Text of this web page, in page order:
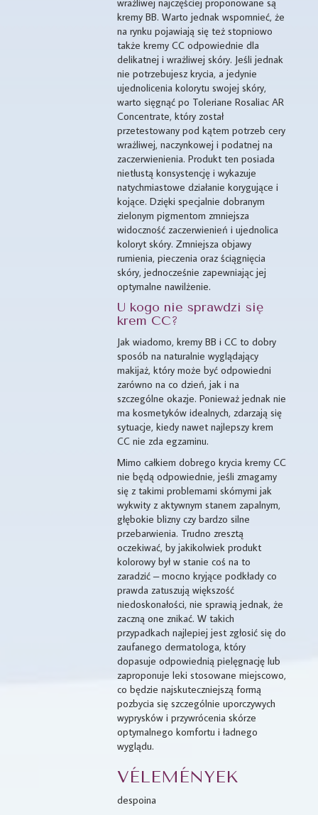
kremy BB. Warto jednak wspomnieć, że
na rynku pojawiają się też stopniowo
także kremy CC odpowiednie dla
delikatnej i wrażliwej skóry. Jeśli jednak
nie potrzebujesz krycia, a jedynie
ujednolicenia kolorytu swojej skóry,
warto sięgnąć po Toleriane Rosaliac AR
Concentrate, który został
przetestowany pod kątem potrzeb cery
wrażliwej, naczynkowej i podatnej na
zaczerwienienia. Produkt ten posiada
nietłustą konsystencję i wykazuje
natychmiastowe działanie korygujące i
kojące. Dzięki specjalnie dobranym
zielonym pigmentom zmniejsza
widoczność zaczerwienień i ujednolica
koloryt skóry. Zmniejsza objawy
rumienia, pieczenia oraz ściągnięcia
skóry, jednocześnie zapewniając jej
optymalne nawilżenie.
U kogo nie sprawdzi się
krem CC?
Jak wiadomo, kremy BB i CC to dobry
sposób na naturalnie wyglądający
makijaż, który może być odpowiedni
zarówno na co dzień, jak i na
szczególne okazje. Ponieważ jednak nie
ma kosmetyków idealnych, zdarzają się
sytuacje, kiedy nawet najlepszy krem
CC nie zda egzaminu.
Mimo całkiem dobrego krycia kremy CC
nie będą odpowiednie, jeśli zmagamy
się z takimi problemami skórnymi jak
wykwity z aktywnym stanem zapalnym,
głębokie blizny czy bardzo silne
przebarwienia. Trudno zresztą
oczekiwać, by jakikolwiek produkt
kolorowy był w stanie coś na to
zaradzić – mocno kryjące podkłady co
prawda zatuszują większość
niedoskonałości, nie sprawią jednak, że
zaczną one znikać. W takich
przypadkach najlepiej jest zgłosić się do
zaufanego dermatologa, który
dopasuje odpowiednią pielęgnację lub
zaproponuje leki stosowane miejscowo,
co będzie najskuteczniejszą formą
pozbycia się szczególnie uporczywych
wyprysków i przywrócenia skórze
optymalnego komfortu i ładnego
wyglądu.
VÉLEMÉNYEK
despoina